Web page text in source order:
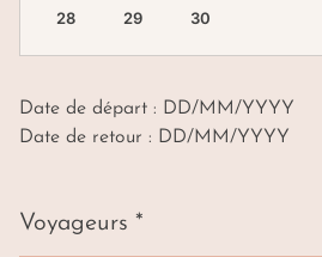
Date de départ : DD/MM/YYYY
Date de retour : DD/MM/YYYY
Voyageurs *